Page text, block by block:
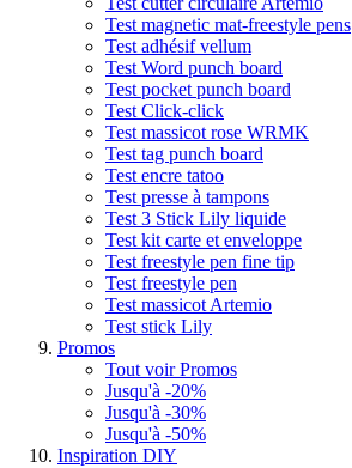
Test magnetic mat-freestyle pens
Test adhésif vellum
Test Word punch board
Test pocket punch board
Test Click-click
Test massicot rose WRMK
Test tag punch board
Test encre tatoo
Test presse à tampons
Test 3 Stick Lily liquide
Test kit carte et enveloppe
Test freestyle pen fine tip
Test freestyle pen
Test massicot Artemio
Test stick Lily
Promos
Tout voir Promos
Jusqu'à -20%
Jusqu'à -30%
Jusqu'à -50%
Inspiration DIY